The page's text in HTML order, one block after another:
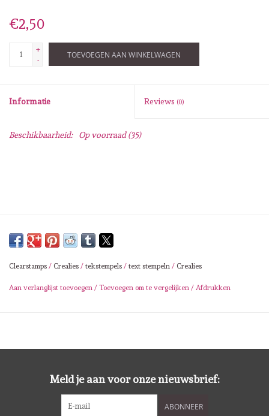
Lijm/ tape
Gereedschap
Impronte D'autore
€2,50
+
-
TOEVOEGEN AAN WINKELWAGEN
Informatie Reviews (0)
Beschikbaarheid: Op voorraad(35)
Clearstamps / Crealies / tekstempels / text stempeln / Crealies
Aan verlanglijst toevoegen / Toevoegen om te vergelijken / Afdrukken
Meld je aan voor onze nieuwsbrief:
ABONNEER